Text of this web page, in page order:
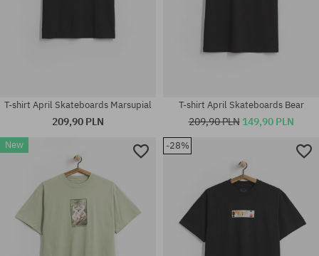
Dostępne rozmiary:
Dostępne rozmiary:
T-shirt April Skateboards Marsupial
209,90 PLN
T-shirt April Skateboards Bear
209,90 PLN 149,90 PLN
New -28%